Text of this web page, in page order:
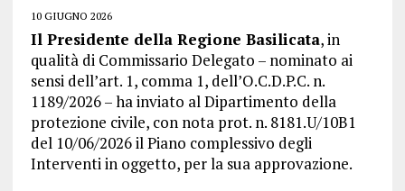
10 GIUGNO 2026
Il Presidente della Regione Basilicata, in
qualità di Commissario Delegato – nominato ai
sensi dell’art. 1, comma 1, dell’O.C.D.P.C. n.
1189/2026 – ha inviato al Dipartimento della
protezione civile, con nota prot. n. 8181.U/10B1
del 10/06/2026 il Piano complessivo degli
Interventi in oggetto, per la sua approvazione.